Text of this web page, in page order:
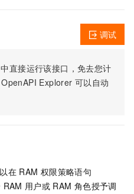
中直接运行该接口，免去您计
Explorer 可以自动
调试
在 RAM 权限策略语句
RAM 用户或 RAM 角色授予调